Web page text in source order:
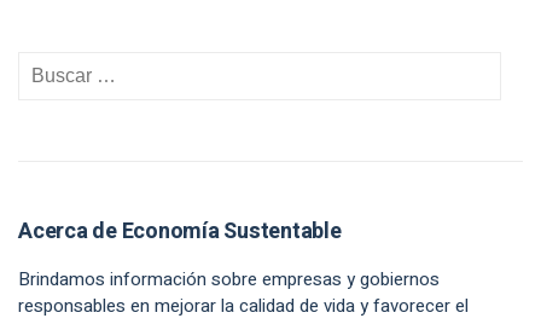
Acerca de Economía Sustentable
Brindamos información sobre empresas y gobiernos
responsables en mejorar la calidad de vida y favorecer el